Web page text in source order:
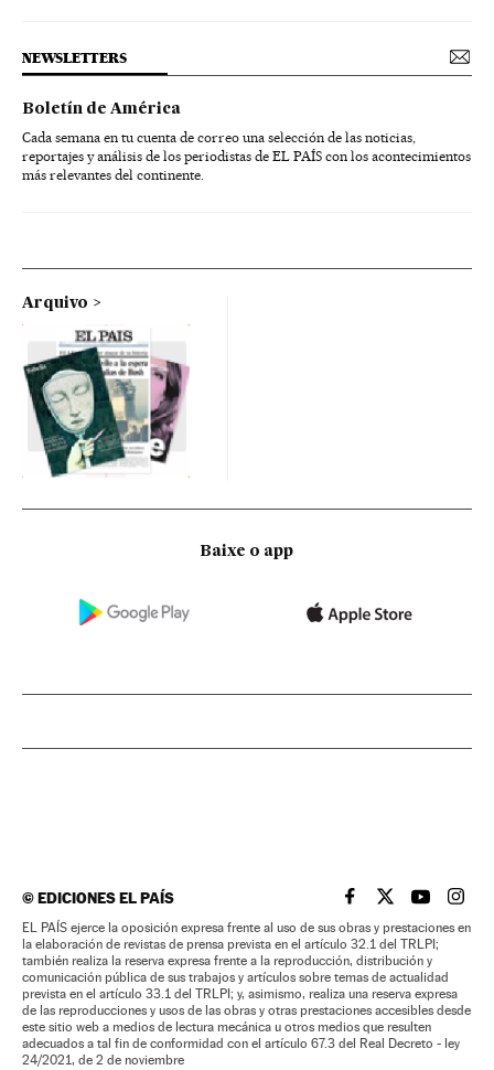
NEWSLETTERS
Boletín de América
Cada semana en tu cuenta de correo una selección de las noticias,
reportajes y análisis de los periodistas de EL PAÍS con los acontecimientos
más relevantes del continente.
Arquivo
Baixe o app
©EDICIONES EL PAÍS EL PAÍS BRASIL EN
EL PAÍSEL PAÍS
EL
EL PAÍS ejerce la oposición expresa frente al uso de sus obras y prestaciones en
la elaboración de revistas de prensa prevista en el artículo 32.1 del TRLPI;
también realiza la reserva expresa frente a la reproducción, distribución y
comunicación pública de sus trabajos y artículos sobre temas de actualidad
prevista en el artículo 33.1 del TRLPI; y, asimismo, realiza una reserva expresa
de las reproducciones y usos de las obras y otras prestaciones accesibles desde
este sitio web a medios de lectura mecánica u otros medios que resulten
adecuados a tal fin de conformidad con el artículo 67.3 del Real Decreto - ley
24/2021, de 2 de noviembre